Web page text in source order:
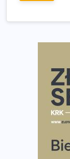
Praska 5k Run
Największy
Ponad 12
Tętno vs
Co ma dużo
Rozbiegany
Już w tę